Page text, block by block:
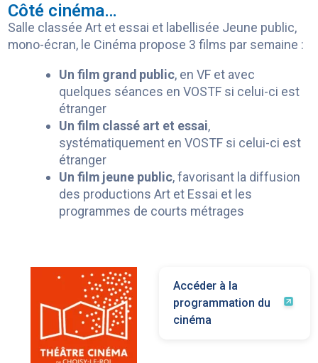
Côté cinéma…
Salle classée Art et essai et labellisée Jeune public,
mono-écran, le Cinéma propose 3 films par semaine :
Un film grand public, en VF et avec
quelques séances en VOSTF si celui-ci est
étranger
Un film classé art et essai,
systématiquement en VOSTF si celui-ci est
étranger
Un film jeune public, favorisant la diffusion
des productions Art et Essai et les
programmes de courts métrages
Accéder à la
programmation du
cinéma